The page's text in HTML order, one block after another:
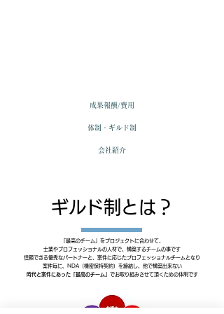
成果報酬/費用
体制・ギルド制
会社紹介
Page Title
「最高のチーム」をプロジェクトに合わせて、
士業やプロフェッショナルの人材で、構築するチームの事です
信頼できる優秀なパートナーと、案件に応じたプロフェッショナルチームとなり
案件毎に、NDA（機密保持契約）を締結し、他で構築出来ない
時代と案件にあった「最高のチーム」 でお取り組みさせて頂くための体制です
ギルド制とは？​